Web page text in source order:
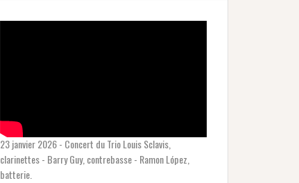
23 janvier 2026 - Concert du Trio Louis Sclavis,
clarinettes - Barry Guy, contrebasse - Ramon López,
batterie.